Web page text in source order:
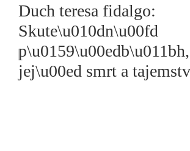
Duch teresa fidalgo:
Skute\u010dn\u00fd
p\u0159\u00edb\u011bh,
jej\u00ed smrt a